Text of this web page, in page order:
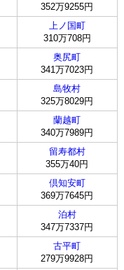
352万9255円
上ノ国町
310万708円
奥尻町
341万7023円
島牧村
325万8029円
蘭越町
340万7989円
留寿都村
355万40円
倶知安町
369万7645円
泊村
347万7337円
古平町
279万9928円